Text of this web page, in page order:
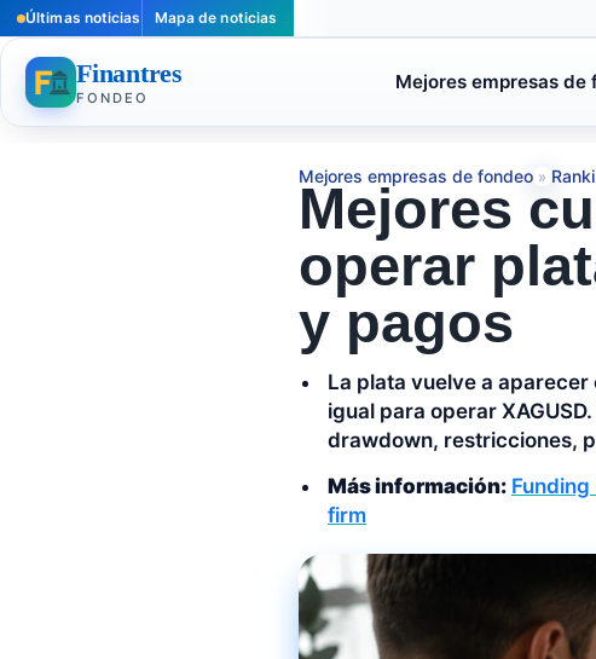
Últimas noticias Mapa de noticias
Finantres
FONDEO
Mejores empresas de
Mejores empresas de fondeo »
Mejores
operar
y pagos
La plata vuelve a
igual para operar
drawdown, restricciones,
Más información:
firm